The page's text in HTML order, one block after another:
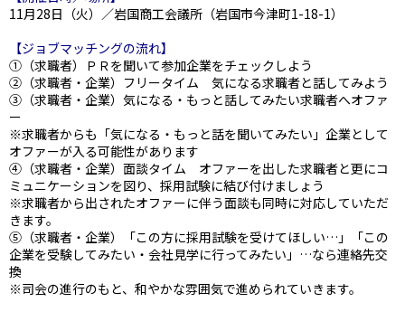
11月28日（火）／岩国商工会議所（岩国市今津町1-18-1）
【ジョブマッチングの流れ】
①（求職者）ＰＲを聞いて参加企業をチェックしよう
②（求職者・企業）フリータイム 気になる求職者と話してみよう
③（求職者・企業）気になる・もっと話してみたい求職者へオファ
ー
※求職者からも「気になる・もっと話を聞いてみたい」企業として
オファーが入る可能性があります
④（求職者・企業）面談タイム オファーを出した求職者と更にコ
ミュニケーションを図り、採用試験に結び付けましょう
※求職者から出されたオファーに伴う面談も同時に対応していただ
きます。
⑤（求職者・企業）「この方に採用試験を受けてほしい…」「この
企業を受験してみたい・会社見学に行ってみたい」…なら連絡先交
換
※司会の進行のもと、和やかな雰囲気で進められていきます。